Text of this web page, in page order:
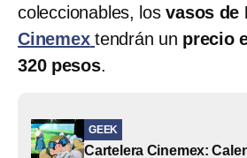
coleccionables, losvasos de
Cinemex tendrán un precio
320 pesos.
GEEK
Cartelera Cinemex: